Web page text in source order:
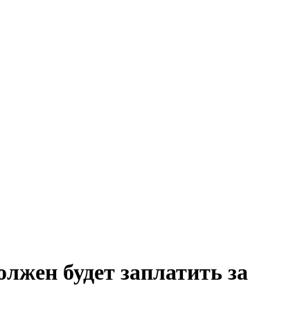
будет заплатить за